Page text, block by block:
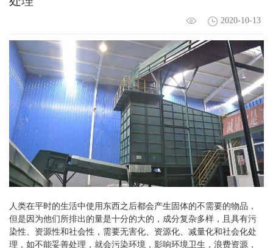
2020-10-13
人类在平时的生活中使用东西之后都会产生固体的不需要的物品，
但是因为他们所排出的量是十分的大的，成分复杂多样，且具有污
染性、资源性和社会性，需要无害化、资源化、减量化和社会化处
理，如不能妥善处理，就会污染环境，影响环境卫生，浪费资源，